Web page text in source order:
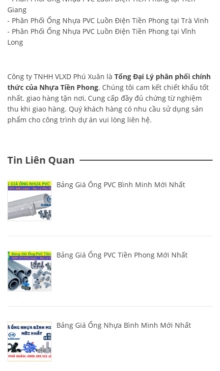
Giang
- Phân Phối Ống Nhựa PVC Luồn Điện Tiền Phong tại Trà Vinh
- Phân Phối Ống Nhựa PVC Luồn Điện Tiền Phong tại Vĩnh
Long
Công ty TNHH VLXD Phú Xuân là Tổng Đại Lý phân phối chính
thức của Nhựa Tiền Phong. Chúng tôi cam kết chiết khấu tốt
nhất. giao hàng tận nơi, Cung cấp đầy đủ chứng từ nghiệm
thu khi giao hàng. Quý khách hàng có nhu cầu sử dụng sản
phẩm cho công trình dự án vui lòng liên hệ.
Tin Liên Quan
Bảng Giá Ống PVC Bình Minh Mới Nhất
Bảng Giá Ống PVC Tiền Phong Mới Nhất
Bảng Giá Ống Nhựa Bình Minh Mới Nhất